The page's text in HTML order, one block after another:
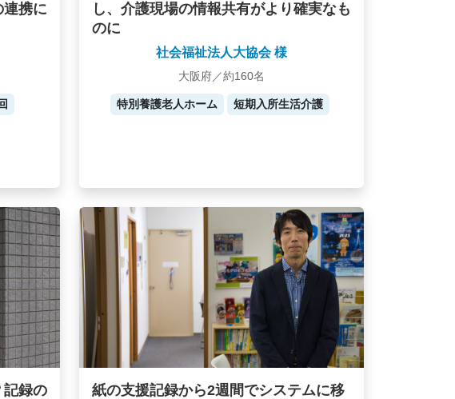
携に
し、介護現場の情報共有がより確実なも
のに
社会福祉法人大協会 様
大阪府／約160名
特別養護老人ホーム 短期入所生活介護
記録の
紙の支援記録から2週間でシステムに移